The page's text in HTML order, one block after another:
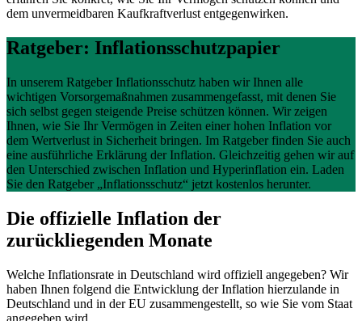
dem unvermeidbaren Kaufkraftverlust entgegenwirken.
Ratgeber: Inflationsschutzpapier
In unserem Ratgeber Inflationsschutz haben wir Ihnen alle
wichtigen Vorsorgemaßnahmen zusammengefasst, mit denen Sie
sich selbst gegen steigende Preise schützen können. Wir zeigen
Ihnen, wie Sie Ihr Vermögen in Zeiten einer hohen Inflation vor
dem Wertverlust in Sicherheit bringen. Im Ratgeber finden Sie auch
eine ausführliche Erklärung der Inflation. Gleichzeitig gehen wir auf
den Unterschied zwischen Inflation und Hyperinflation ein. Laden
Sie den Ratgeber „Inflationsschutz“ jetzt kostenlos herunter.
Die offizielle Inflation der
zurückliegenden Monate
Welche Inflationsrate in Deutschland wird offiziell angegeben? Wir
haben Ihnen folgend die Entwicklung der Inflation hierzulande in
Deutschland und in der EU zusammengestellt, so wie Sie vom Staat
angegeben wird.